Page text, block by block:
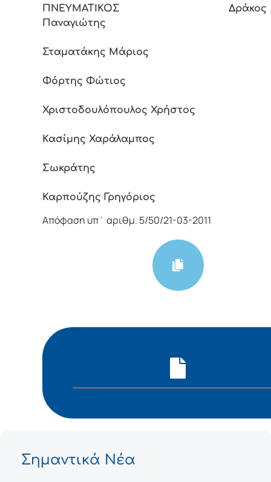
ΠΝΕΥΜΑΤΙΚΟΣ Δράκος
Παναγιώτης
Σταματάκης Μάριος
Φόρτης Φώτιος
Χριστοδουλόπουλος Χρήστος
Κασίμης Χαράλαμπος
Σωκράτης
Καρπούζης Γρηγόριος
Απόφαση υπ΄ αριθμ. 5/50/21-03-2011
Σημαντικά Νέα